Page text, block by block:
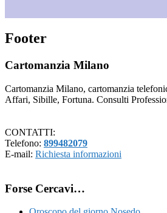
Footer
Cartomanzia Milano
Cartomanzia Milano, cartomanzia
Affari, Sibille, Fortuna. Consulti
CONTATTI:
Telefono: 899482079
E-mail: Richiesta informazioni
Forse Cercavi…